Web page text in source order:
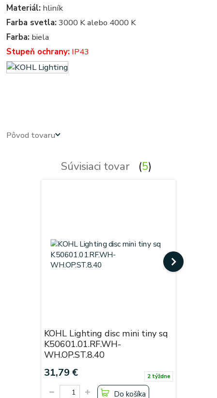
Materiál: hliník
Farba svetla: 3000 K alebo 4000 K
Farba: biela
Stupeň ochrany: IP43
Pôvod tovaru
Súvisiaci tovar 5
KOHL Lighting disc mini tiny sq
K50601.01.RF.WH-
WH.OP.ST.8.40
31,79 € 2 týždne
Do košíka